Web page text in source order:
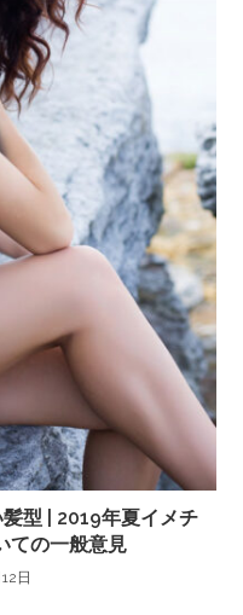
型 | 2019年夏イメチ
ての一般意見
日